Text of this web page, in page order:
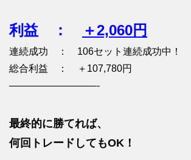
利益 ： ＋2,060円
連続成功 ： 106セット連続成功中！
総合利益 ： ＋107,780円
—————————-
最終的に勝てれば、
何回トレードしてもOK！